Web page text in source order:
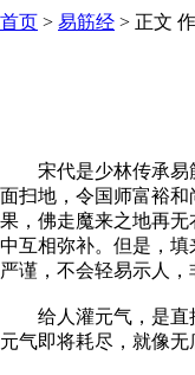
首页 > 易筋经 > 正文
宋代是少林传承易筋
面扫地，令国师富裕
果，佛走魔来之地再
中互相弥补。但是，
严谨，不会轻易示人，
给人灌元气，是直接
元气即将耗尽，就像